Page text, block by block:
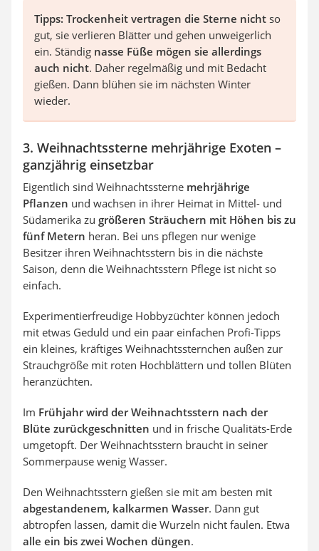
Tipps: Trockenheit vertragen die Sterne nicht so
gut, sie verlieren Blätter und gehen unweigerlich
ein. Ständig nasse Füße mögen sie allerdings
auch nicht. Daher regelmäßig und mit Bedacht
gießen. Dann blühen sie im nächsten Winter
wieder.
3. Weihnachtssterne mehrjährige Exoten –
ganzjährig einsetzbar
Eigentlich sind Weihnachtssterne mehrjährige
Pflanzen und wachsen in ihrer Heimat in Mittel- und
Südamerika zu größeren Sträuchern mit Höhen bis zu
fünf Metern heran. Bei uns pflegen nur wenige
Besitzer ihren Weihnachtsstern bis in die nächste
Saison, denn die Weihnachtsstern Pflege ist nicht so
einfach.
Experimentierfreudige Hobbyzüchter können jedoch
mit etwas Geduld und ein paar einfachen Profi-Tipps
ein kleines, kräftiges Weihnachtssternchen außen zur
Strauchgröße mit roten Hochblättern und tollen Blüten
heranzüchten.
Im Frühjahr wird der Weihnachtsstern nach der
Blüte zurückgeschnitten und in frische Qualitäts-Erde
umgetopft. Der Weihnachtsstern braucht in seiner
Sommerpause wenig Wasser.
Den Weihnachtsstern gießen sie mit am besten mit
abgestandenem, kalkarmen Wasser. Dann gut
abtropfen lassen, damit die Wurzeln nicht faulen. Etwa
alle ein bis zwei Wochen düngen.